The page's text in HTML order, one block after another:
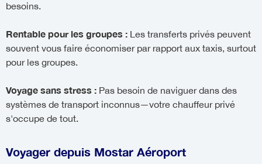
besoins.
Rentable pour les groupes : Les transferts privés peuvent
souvent vous faire économiser par rapport aux taxis, surtout
pour les groupes.
Voyage sans stress : Pas besoin de naviguer dans des
systèmes de transport inconnus—votre chauffeur privé
s'occupe de tout.
Voyager depuis Mostar Aéroport